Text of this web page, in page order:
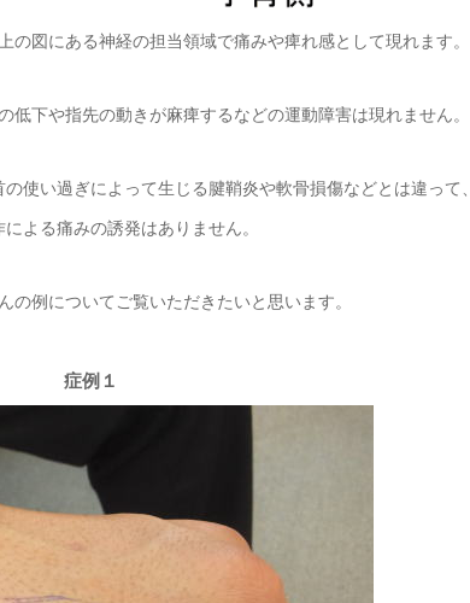
の図にある神経の担当領域で痛みや痺れ感として現れます。
低下や指先の動きが麻痺するなどの運動障害は現れません。
使い過ぎによって生じる腱鞘炎や軟骨損傷などとは違って、
よる痛みの誘発はありません。
の例についてご覧いただきたいと思います。
症例１